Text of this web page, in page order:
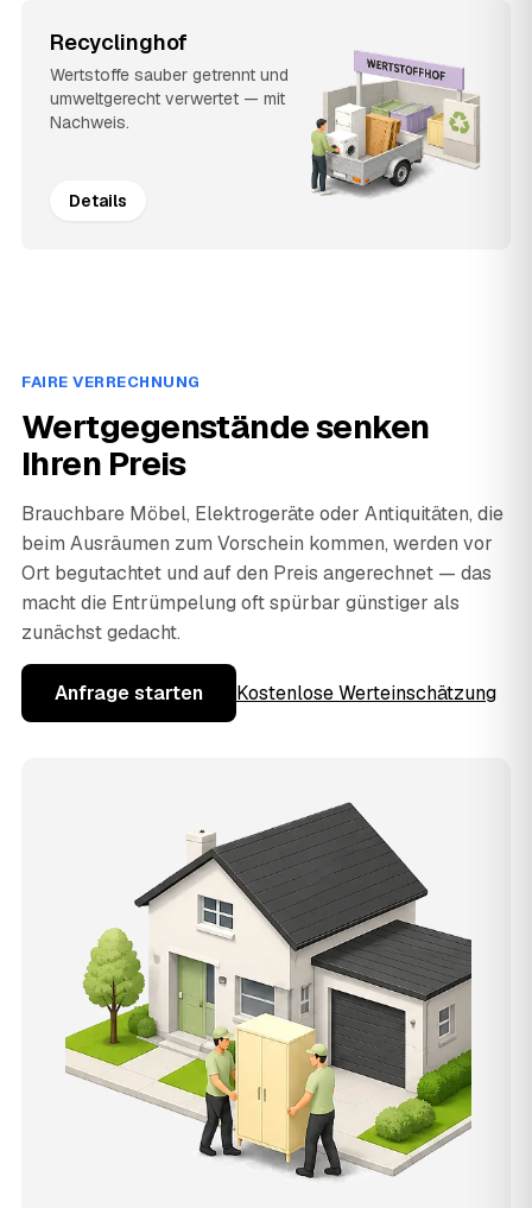
Recyclinghof
Wertstoffe sauber getrennt und
umweltgerecht verwertet — mit
Nachweis.
Details
FAIRE VERRECHNUNG
Wertgegenstände senken
Ihren Preis
Brauchbare Möbel, Elektrogeräte oder Antiquitäten, die
beim Ausräumen zum Vorschein kommen, werden vor
Ort begutachtet und auf den Preis angerechnet — das
macht die Entrümpelung oft spürbar günstiger als
zunächst gedacht.
Anfrage starten Kostenlose Werteinschätzung